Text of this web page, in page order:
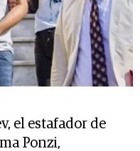
el estafador de
Ponzi,